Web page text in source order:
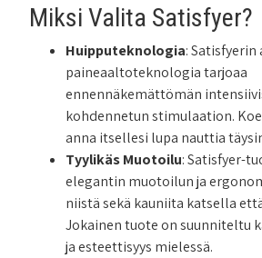
Miksi Valita Satisfyer?
Huipputeknologia:
paineaaltoteknologia tarjoaa
ennennäkemättömän
kohdennetun stimulaation.
anna itsellesi lupa nauttia
Tyylikäs Muotoilu: Satisfyer-
elegantin muotoilun ja
niistä sekä kauniita katsella
Jokainen tuote on suunniteltu
ja esteettisyys mielessä.